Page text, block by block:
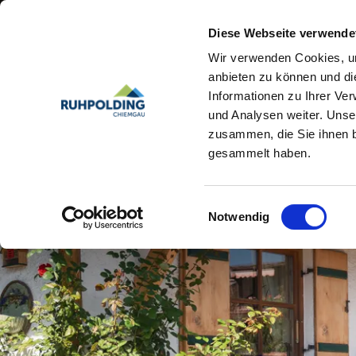
Diese Webseite
Wir verwenden Cookies,
anbieten zu können und
Informationen zu Ihrer
und Analysen weiter.
zusammen, die Sie ihnen
gesammelt haben.
Einwilligungsauswahl
Notwendig